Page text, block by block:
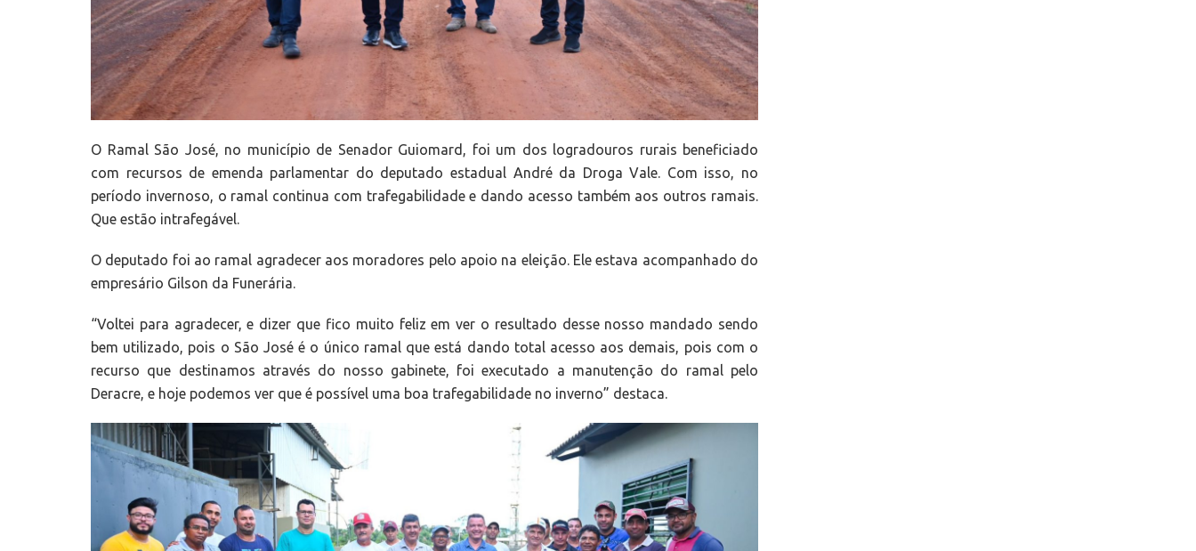
O Ramal São José, no município de Senador Guiomard, foi um dos logradouros rurais beneficiado
com recursos de emenda parlamentar do deputado estadual André da Droga Vale. Com isso, no
período invernoso, o ramal continua com trafegabilidade e dando acesso também aos outros ramais.
Que estão intrafegável.
O deputado foi ao ramal agradecer aos moradores pelo apoio na eleição. Ele estava acompanhado do
empresário Gilson da Funerária.
“Voltei para agradecer, e dizer que fico muito feliz em ver o resultado desse nosso mandado sendo
bem utilizado, pois o São José é o único ramal que está dando total acesso aos demais, pois com o
recurso que destinamos através do nosso gabinete, foi executado a manutenção do ramal pelo
Deracre, e hoje podemos ver que é possível uma boa trafegabilidade no inverno” destaca.